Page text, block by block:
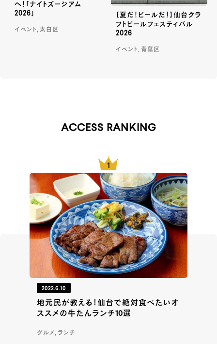
へ！「ナイトズージアム
2026」
イベント, 太白区
【夏だ！ビールだ！】仙台クラ
フトビールフェスティバル
2026
イベント, 青葉区
ACCESS RANKING
2022.6.10
地元民が教える！仙台で絶対食べたいオ
ススメの牛たんランチ10選
グルメ, ランチ